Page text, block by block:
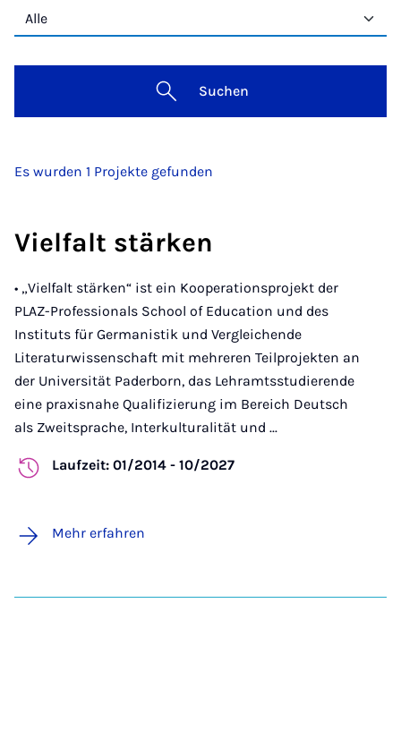
Suchen
Es wurden 1 Projekte gefunden
Vielfalt stärken
• „Vielfalt stärken“ ist ein Kooperationsprojekt der
PLAZ-Professionals School of Education und des
Instituts für Germanistik und Vergleichende
Literaturwissenschaft mit mehreren Teilprojekten an
der Universität Paderborn, das Lehramtsstudierende
eine praxisnahe Qualifizierung im Bereich Deutsch
als Zweitsprache, Interkulturalität und ...
Laufzeit: 01/2014 - 10/2027
Mehr erfahren